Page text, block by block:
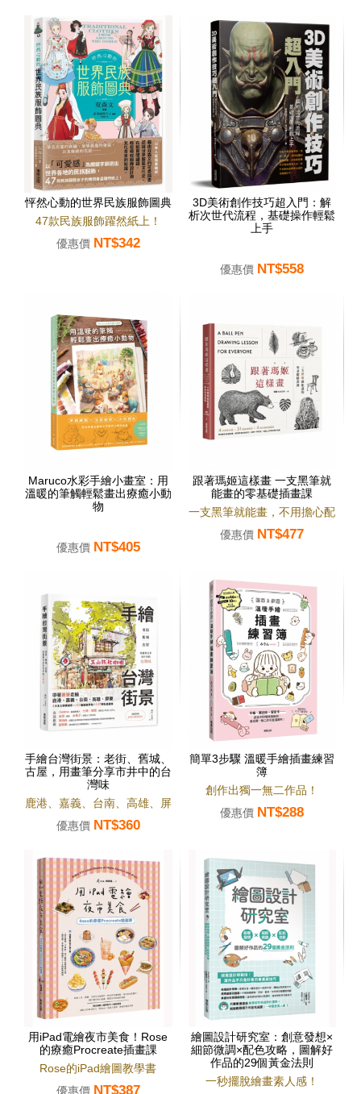
怦然心動的世界民族服飾圖典
47款民族服飾躍然紙上！
優惠價 NT$342
3D美術創作技巧超入門：解
析次世代流程，基礎操作輕鬆
上手
優惠價 NT$558
Maruco水彩手繪小畫室：用
溫暖的筆觸輕鬆畫出療癒小動
物
優惠價 NT$405
跟著瑪姬這樣畫 一支黑筆就
能畫的零基礎插畫課
一支黑筆就能畫，不用擔心配
色，附步驟影片，簡單好上
優惠價 NT$477
手繪台灣街景：老街、舊城、
古屋，用畫筆分享市井中的台
灣味
鹿港、嘉義、台南、高雄、屏
東145張街道速寫
優惠價 NT$360
簡單3步驟 溫暖手繪插畫練習
簿
創作出獨一無二作品！
優惠價 NT$288
用iPad電繪夜市美食！Rose
的療癒Procreate插畫課
Rose的iPad繪圖教學書
優惠價 NT$387
繪圖設計研究室：創意發想×
細節微調×配色攻略，圖解好
作品的29個黃金法則
一秒擺脫繪畫素人感！